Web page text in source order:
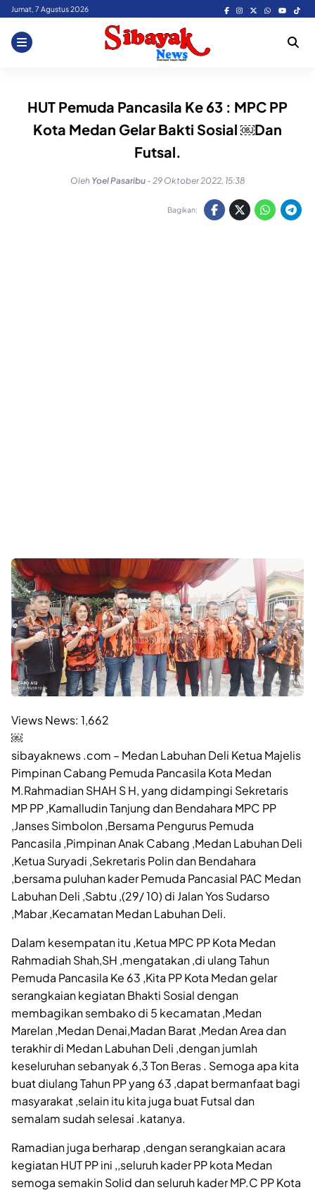
Skip
content
Jumat, 7 Agustus 2026
HUT Pemuda Pancasila Ke 63 : MPC PP
Kota Medan Gelar Bakti Sosial ￼Dan
Futsal.
Oleh Yoel Pasaribu - 29 Oktober 2022, 15:38
Bagikan:
Views News: 1,662
￼
sibayaknews .com – Medan Labuhan Deli Ketua Majelis
Pimpinan Cabang Pemuda Pancasila Kota Medan
M.Rahmadian SHAH S H, yang didampingi Sekretaris
MP PP ,Kamalludin Tanjung dan Bendahara MPC PP
,Janses Simbolon ,Bersama Pengurus Pemuda
Pancasila ,Pimpinan Anak Cabang ,Medan Labuhan Deli
,Ketua Suryadi ,Sekretaris Polin dan Bendahara
,bersama puluhan kader Pemuda Pancasial PAC Medan
Labuhan Deli ,Sabtu ,(29/ 10) di Jalan Yos Sudarso
,Mabar ,Kecamatan Medan Labuhan Deli.
Dalam kesempatan itu ,Ketua MPC PP Kota Medan
Rahmadiah Shah,SH ,mengatakan ,di ulang Tahun
Pemuda Pancasila Ke 63 ,Kita PP Kota Medan gelar
serangkaian kegiatan Bhakti Sosial dengan
membagikan sembako di 5 kecamatan ,Medan
Marelan ,Medan Denai,Madan Barat ,Medan Area dan
terakhir di Medan Labuhan Deli ,dengan jumlah
keseluruhan sebanyak 6,3 Ton Beras . Semoga apa kita
buat diulang Tahun PP yang 63 ,dapat bermanfaat bagi
masyarakat ,selain itu kita juga buat Futsal dan
semalam sudah selesai .katanya.
Ramadian juga berharap ,dengan serangkaian acara
kegiatan HUT PP ini ,,seluruh kader PP kota Medan
semoga semakin Solid dan seluruh kader MP.C PP Kota